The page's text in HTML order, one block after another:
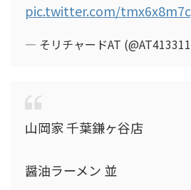
pic.twitter.com/
— そリチャードAT
山岡家 千葉鎌ヶ谷店
醤油ラーメン 並